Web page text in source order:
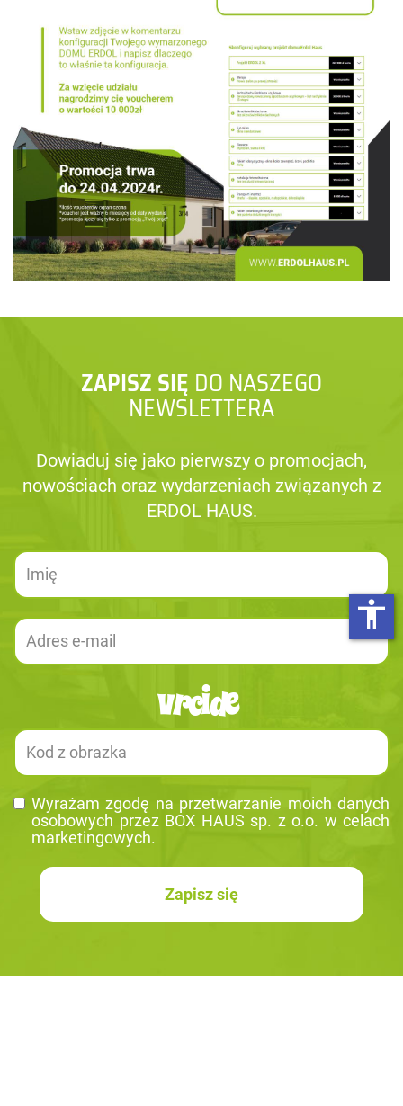
ZAPISZ SIĘ DO NASZEGO
NEWSLETTERA
Dowiaduj się jako pierwszy o promocjach,
nowościach oraz wydarzeniach związanych z
ERDOL HAUS.
Wy­ra­żam zgodę na prze­twa­rza­nie moich da­nych
oso­bo­wych przez BOX HAUS sp. z o.o. w ce­lach
mar­ke­tin­go­wych.
Zapisz się
accessibility